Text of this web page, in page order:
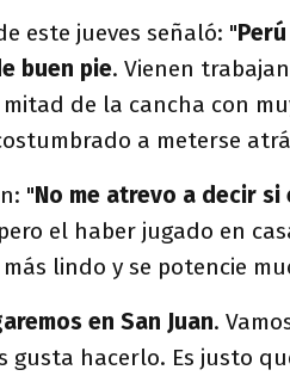
este jueves señaló: "
buen pie. Vienen
de la cancha con
a meterse
"No me atrevo a decir
el haber jugado en
lindo y se potencie
en San Juan.
gusta hacerlo. Es justo